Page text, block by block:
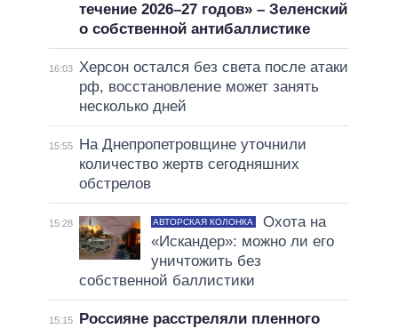
течение 2026–27 годов» – Зеленский
о собственной антибаллистике
16:03 Херсон остался без света после атаки
рф, восстановление может занять
несколько дней
15:55
На Днепропетровщине уточнили
количество жертв сегодняшних
обстрелов
15:28 АВТОРСКАЯ КОЛОНКА
Охота на
«Искандер»: можно ли его
уничтожить без
собственной баллистики
15:15
Россияне расстреляли пленного